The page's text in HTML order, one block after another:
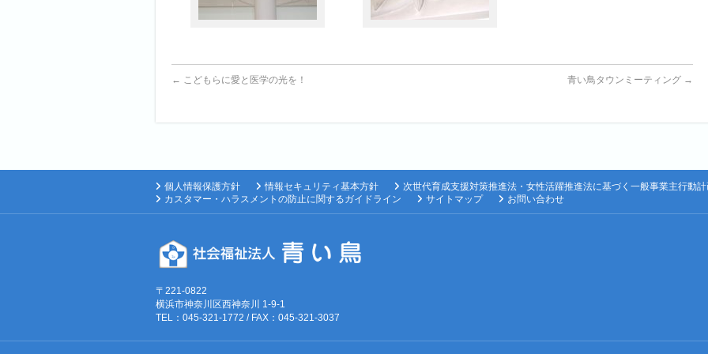
← こどもらに愛と医学の光を！ 青い鳥タウンミーティング →
個人情報保護方針 情報セキュリティ基本方針
次世代育成支援対策推進法・女性活躍推進法に基づく一般事業主行動
カスタマー・ハラスメントの防止に関するガイドライン
サイトマップ お問い合わせ
〒221-0822
横浜市神奈川区西神奈川 1-9-1
TEL：045-321-1772 / FAX：045-321-3037